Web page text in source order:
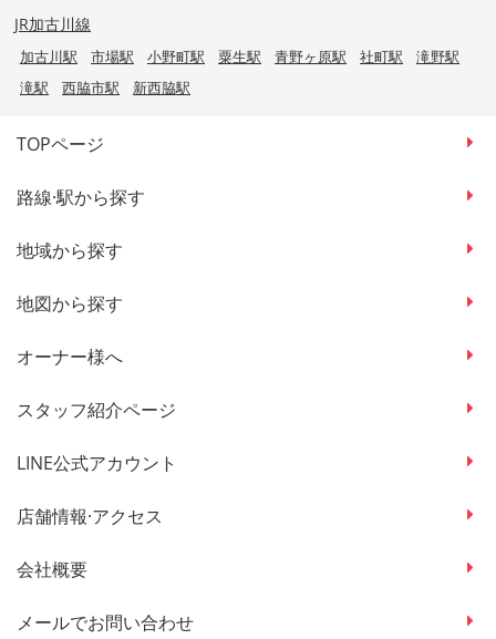
JR加古川線
加古川駅 市場駅 小野町駅 粟生駅 青野ヶ原駅 社町駅
滝野駅
滝駅
西脇市駅 新西脇駅
TOPページ
路線·駅から探す
地域から探す
地図から探す
オーナー様へ
スタッフ紹介ページ
LINE公式アカウント
店舗情報·アクセス
会社概要
メールでお問い合わせ